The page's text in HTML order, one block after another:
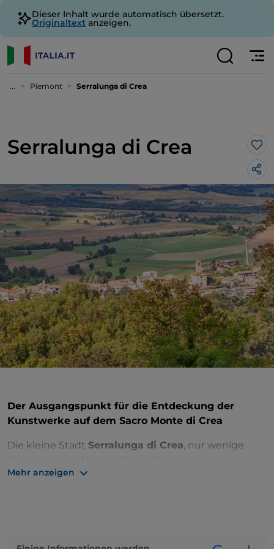
Dieser Inhalt wurde automatisch übersetzt.
Originaltext anzeigen.
... Piemont Serralunga di Crea
Serralunga di Crea
Der Ausgangspunkt für die Entdeckung der
Kunstwerke auf dem Sacro Monte di Crea
Die kleine Stadt Serralunga di Crea, nur wenige
Ausgangspunkt für die Entdeckung des
Die Route, die seit dem 11. Jahrhundert ein
Mehr anzeigen